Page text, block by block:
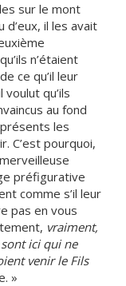
sur le mont
d’eux, il les avait
n’étaient
ce qu’il leur
qu’ils
au fond
les
C’est pourquoi,
préfigurative
comme s’il leur
pas en vous
vraiment,
ici qui ne
venir le Fils
»